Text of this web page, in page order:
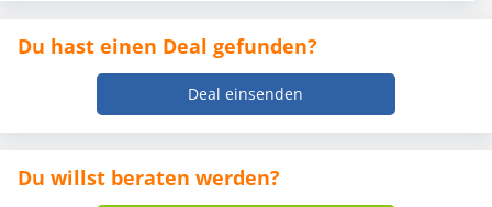
Du hast einen Deal gefunden?
Deal einsenden
Du willst beraten werden?